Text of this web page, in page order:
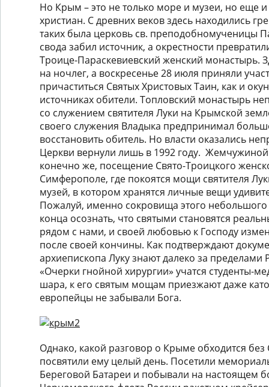
Но Крым – это не только море и музеи, но еще и
христиан. С древних веков здесь находились
таких была церковь св. преподобномученицы
свода забил источник, а окрестности
Троице-Параскевиевский женский монастырь.
на ночлег, а воскресенье 28 июля приняли
причаститься Святых Христовых Таин, как и
источниках обители. Топловский монастырь
со служением святителя Луки на Крымской
своего служения Владыка предпринимал
восстановить обитель. Но власти оказались
Церкви вернули лишь в 1992 году.
конечно же, посещение Свято-Троицкого
Симферополе, где покоятся мощи святителя
музей, в котором хранятся личные вещи
Пожалуй, именно сокровища этого
конца осознать, что святыми становятся
рядом с нами, и своей любовью к Господу
после своей кончины. Как подтверждают
архиепископа Луку знают далеко за пределами
«Очерки гнойной хирургии» учатся студенты-
шара, к его святым мощам приезжают даже
европейцы не забывали Бога.
Однако, какой разговор о Крыме обходится
посвятили ему целый день. Посетили
Береговой Батареи и побывали на настоящем